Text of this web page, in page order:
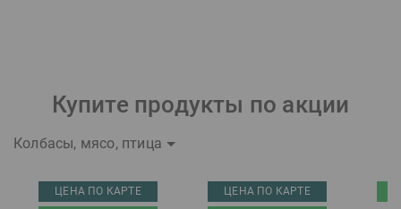
Купите продукты по акции
Колбасы, мясо, птица
ЦЕНА ПО КАРТЕ
ЦЕНА ПО КАРТЕ